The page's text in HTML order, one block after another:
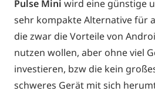
Pulse Mini wird eine günstige
sehr kompakte Alternative für
die zwar die Vorteile von
nutzen wollen, aber ohne viel
investieren, bzw die kein
schweres Gerät mit sich